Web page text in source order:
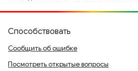
Способствовать
Сообщить об ошибке
Посмотреть открытые вопросы